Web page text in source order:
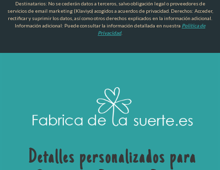
Destinatarios: No se cederán datos a terceros, salvo obligación legal o proveedores de
servicios de email marketing (Klaviyo) acogidos a acuerdos de privacidad. Derechos: Acceder,
rectificar y suprimir los datos, así como otros derechos explicados en la información adicional.
Información adicional: Puede consultar la información detallada en nuestra Política de
Privacidad.
Detalles personalizados para